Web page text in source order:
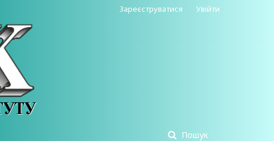
Пошук
Зареєструватися Увійти